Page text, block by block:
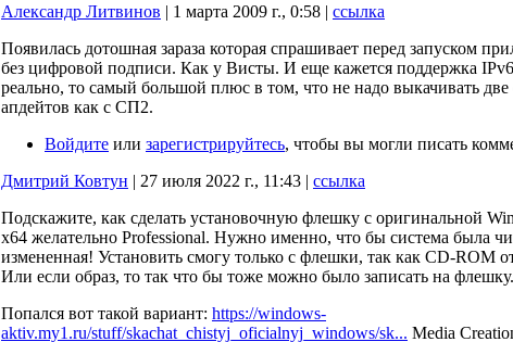
Александр Литвинов | 1 марта 2009 г., 0:58 | ссылка
Появилась дотошная зараза которая спрашивает перед запуском
без цифровой подписи. Как у Висты. И еще кажется поддержка
реально, то самый большой плюс в том, что не надо выкачивать две
апдейтов как с СП2.
Войдите или зарегистрируйтесь, чтобы вы могли писать
Дмитрий Ковтун | 27 июля 2022 г., 11:43 | ссылка
Подскажите, как сделать установочную флешку с оригинальной
x64 желательно Professional. Нужно именно, что бы система была
измененная! Установить смогу только с флешки, так как CD-ROM
Или если образ, то так что бы тоже можно было записать на флешку.
Попался вот такой вариант: https://windows-
aktiv.my1.ru/stuff/skachat_chistyj_oficialnyj_windows/sk... Media